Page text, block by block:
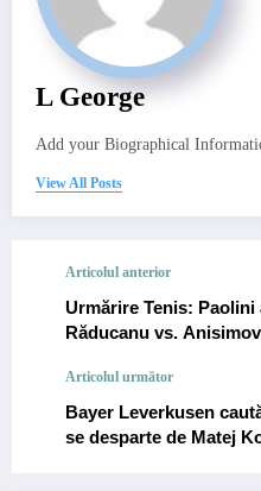
L George
Add your Biographical
View All Posts
Articolul anterior
Urmărire Tenis: Paolini
Răducanu vs.
Articolul următor
Bayer Leverkusen
se desparte de Matej